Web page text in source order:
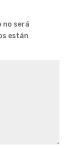
no será
están